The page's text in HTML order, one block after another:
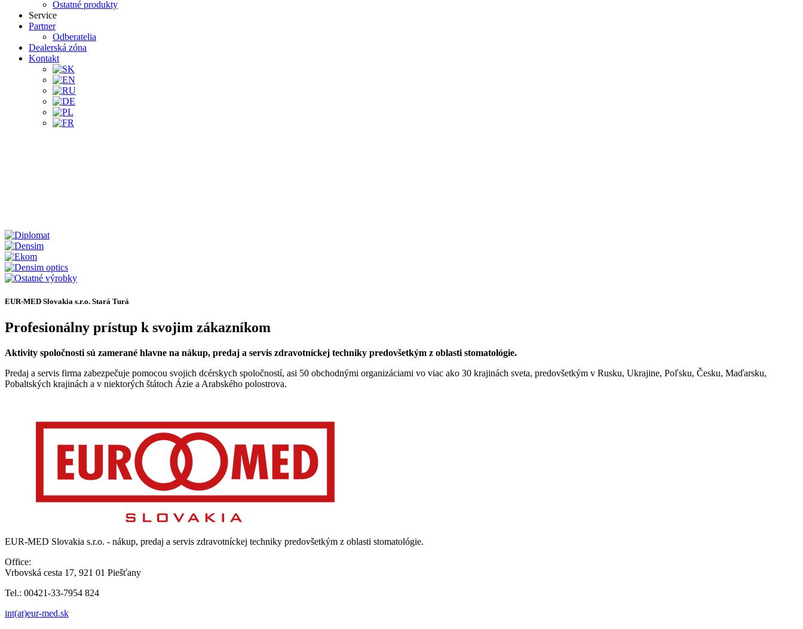
Ostatné produkty
Service
Partner
Odberatelia
Dealerská zóna
Kontakt
EUR-MED Slovakia s.r.o. Stará Turá
Profesionálny prístup k svojim zákazníkom
Aktivity spoločnosti sú zamerané hlavne na nákup, predaj a servis zdravotníckej techniky predovšetkým z oblasti stomatológie.
Predaj a servis firma zabezpečuje pomocou svojich dcérskych spoločností, asi 50 obchodnými organizáciami vo viac ako 30 krajinách sveta, predovšetkým v Rusku, Ukrajine, Poľsku, Česku, Maďarsku,
Pobaltských krajinách a v niektorých štátoch Ázie a Arabského polostrova.
EUR-MED Slovakia s.r.o. - nákup, predaj a servis zdravotníckej techniky predovšetkým z oblasti stomatológie.
Office:
Vrbovská cesta 17, 921 01 Piešťany
Tel.: 00421-33-7954 824
int(at)eur-med.sk